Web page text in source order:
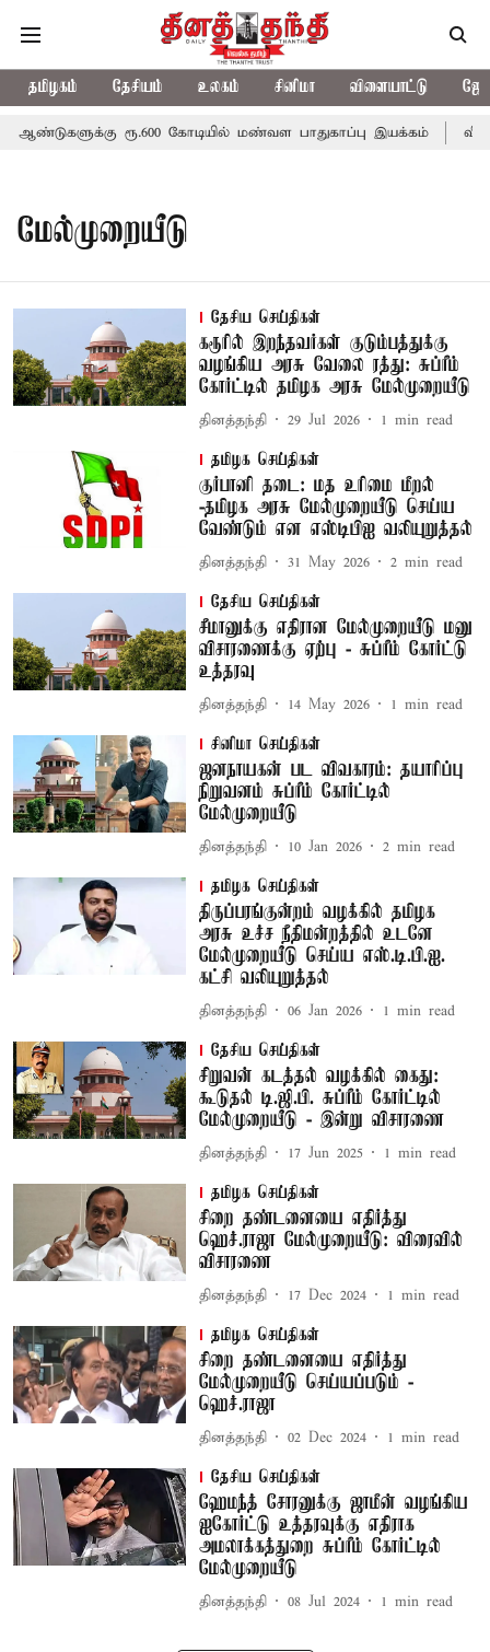
தமிழகம் தேசியம் உலகம் சினிமா விளையாட்டு
ஆண்டுகளுக்கு ரூ.600 கோடியில் மண்வள பாதுகாப்பு இயக்கம்
மேல்முறையீடு
தேசிய செய்திகள்
கரூரில் இறந்தவர்கள் குடும்பத்துக்கு
வழங்கிய அரசு வேலை ரத்து: சுப்ரீம்
கோர்ட்டில் தமிழக அரசு மேல்முறையீடு
தினத்தந்தி 29 Jul 2026 1 min read
தமிழக செய்திகள்
குர்பானி தடை: மத உரிமை மீறல்
-தமிழக அரசு மேல்முறையீடு செய்ய
வேண்டும் என எஸ்டிபிஐ வலியுறுத்தல்
தினத்தந்தி 31 May 2026 2 min read
தேசிய செய்திகள்
சீமானுக்கு எதிரான மேல்முறையீடு மனு
விசாரணைக்கு ஏற்பு - சுப்ரீம் கோர்ட்டு
உத்தரவு
தினத்தந்தி 14 May 2026 1 min read
சினிமா செய்திகள்
ஜனநாயகன் பட விவகாரம்: தயாரிப்பு
நிறுவனம் சுப்ரீம் கோர்ட்டில்
மேல்முறையீடு
தினத்தந்தி 10 Jan 2026 2 min read
தமிழக செய்திகள்
திருப்பரங்குன்றம் வழக்கில் தமிழக
அரசு உச்ச நீதிமன்றத்தில் உடனே
மேல்முறையீடு செய்ய எஸ்.டி.பி.ஐ.
கட்சி வலியுறுத்தல்
தினத்தந்தி 06 Jan 2026 1 min read
தேசிய செய்திகள்
சிறுவன் கடத்தல் வழக்கில் கைது:
கூடுதல் டி.ஜி.பி. சுப்ரீம் கோர்ட்டில்
மேல்முறையீடு - இன்று விசாரணை
தினத்தந்தி 17 Jun 2025 1 min read
தமிழக செய்திகள்
சிறை தண்டனையை எதிர்த்து
ஹெச்.ராஜா மேல்முறையீடு: விரைவில்
விசாரணை
தினத்தந்தி 17 Dec 2024 1 min read
தமிழக செய்திகள்
சிறை தண்டனையை எதிர்த்து
மேல்முறையீடு செய்யப்படும் -
ஹெச்.ராஜா
தினத்தந்தி 02 Dec 2024 1 min read
தேசிய செய்திகள்
ஹேமந்த் சோரனுக்கு ஜாமீன் வழங்கிய
ஐகோர்ட்டு உத்தரவுக்கு எதிராக
அமலாக்கத்துறை சுப்ரீம் கோர்ட்டில்
மேல்முறையீடு
தினத்தந்தி 08 Jul 2024 1 min read